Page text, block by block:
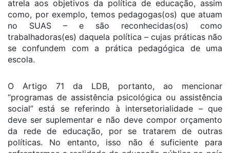
atrela aos objetivos da política de educação, assim
como, por exemplo, temos pedagogas(os) que atuam
no SUAS – e são reconhecidas(os) como
trabalhadoras(es) daquela política – cujas práticas não
se confundem com a prática pedagógica de uma
escola.
O Artigo 71 da LDB, portanto, ao mencionar
“programas de assistência psicológica ou assistência
social” está se referindo à intersetorialidade – que
deve ser suplementar e não deve compor orçamento
da rede de educação, por se tratarem de outras
políticas. No entanto, isso não é suficiente para